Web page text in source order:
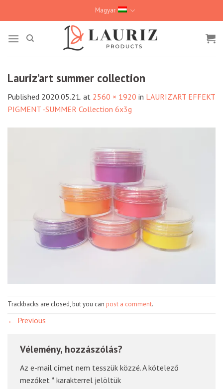
Magyar
Lauriz’art summer collection
Published 2020.05.21. at 2560 × 1920 in LAURIZ’ART EFFEKT
PIGMENT -SUMMER Collection 6x3g
Trackbacks are closed, but you can post a comment.
← Previous
Vélemény, hozzászólás?
Az e-mail címet nem tesszük közzé.A kötelező
mezőket * karakterrel jelöltük